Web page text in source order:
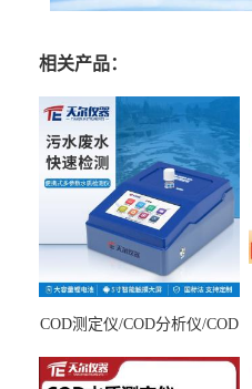
相关产品：
COD测定仪/COD分析仪/COD